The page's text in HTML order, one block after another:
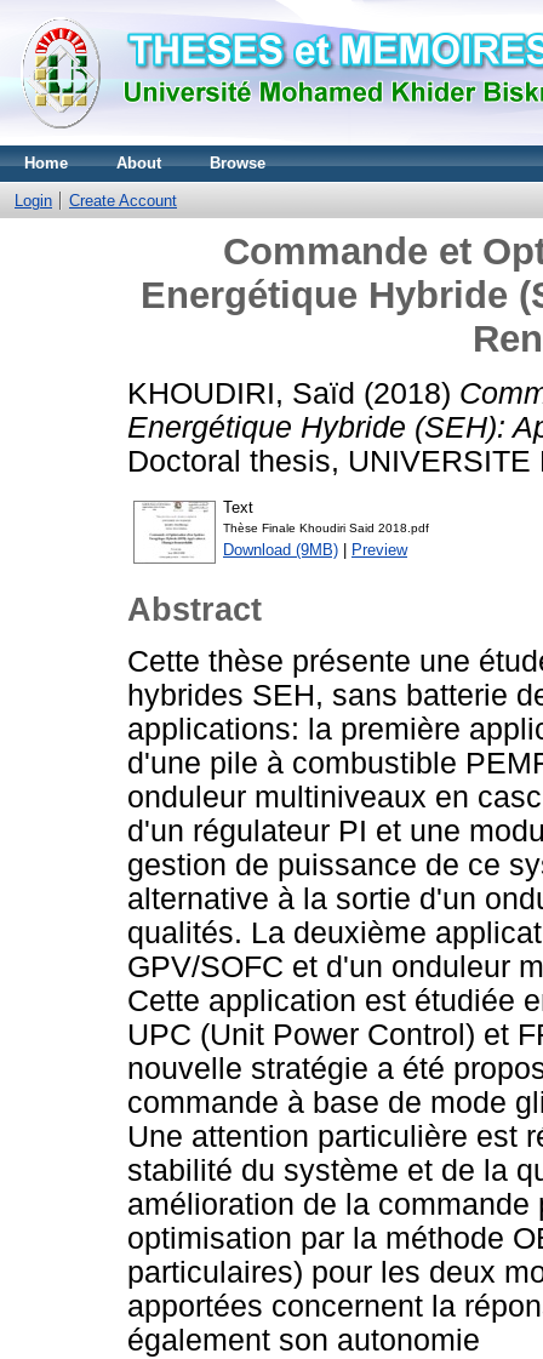
Home About Browse
Login Create Account
Commande et
Energétique Hybride
KHOUDIRI, Saïd (2018)
Energétique Hybride (SEH):
Doctoral thesis,
Text
Thèse Finale Khoudiri Said 2018.pdf
Download (9MB) | Preview
Abstract
Cette thèse présente une
hybrides SEH, sans batterie
applications: la première
d'une pile à combustible
onduleur multiniveaux en
d'un régulateur PI et une
gestion de puissance de ce
alternative à la sortie d'un
qualités. La deuxième
GPV/SOFC et d'un onduleur
Cette application est étudiée
UPC (Unit Power Control) et
nouvelle stratégie a été
commande à base de mode
Une attention particulière est
stabilité du système et de la
amélioration de la
optimisation par la méthode
particulaires) pour les deux
apportées concernent la
également son autonomie